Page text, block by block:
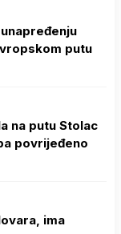
putu
na putu Stolac
povrijeđeno
ima